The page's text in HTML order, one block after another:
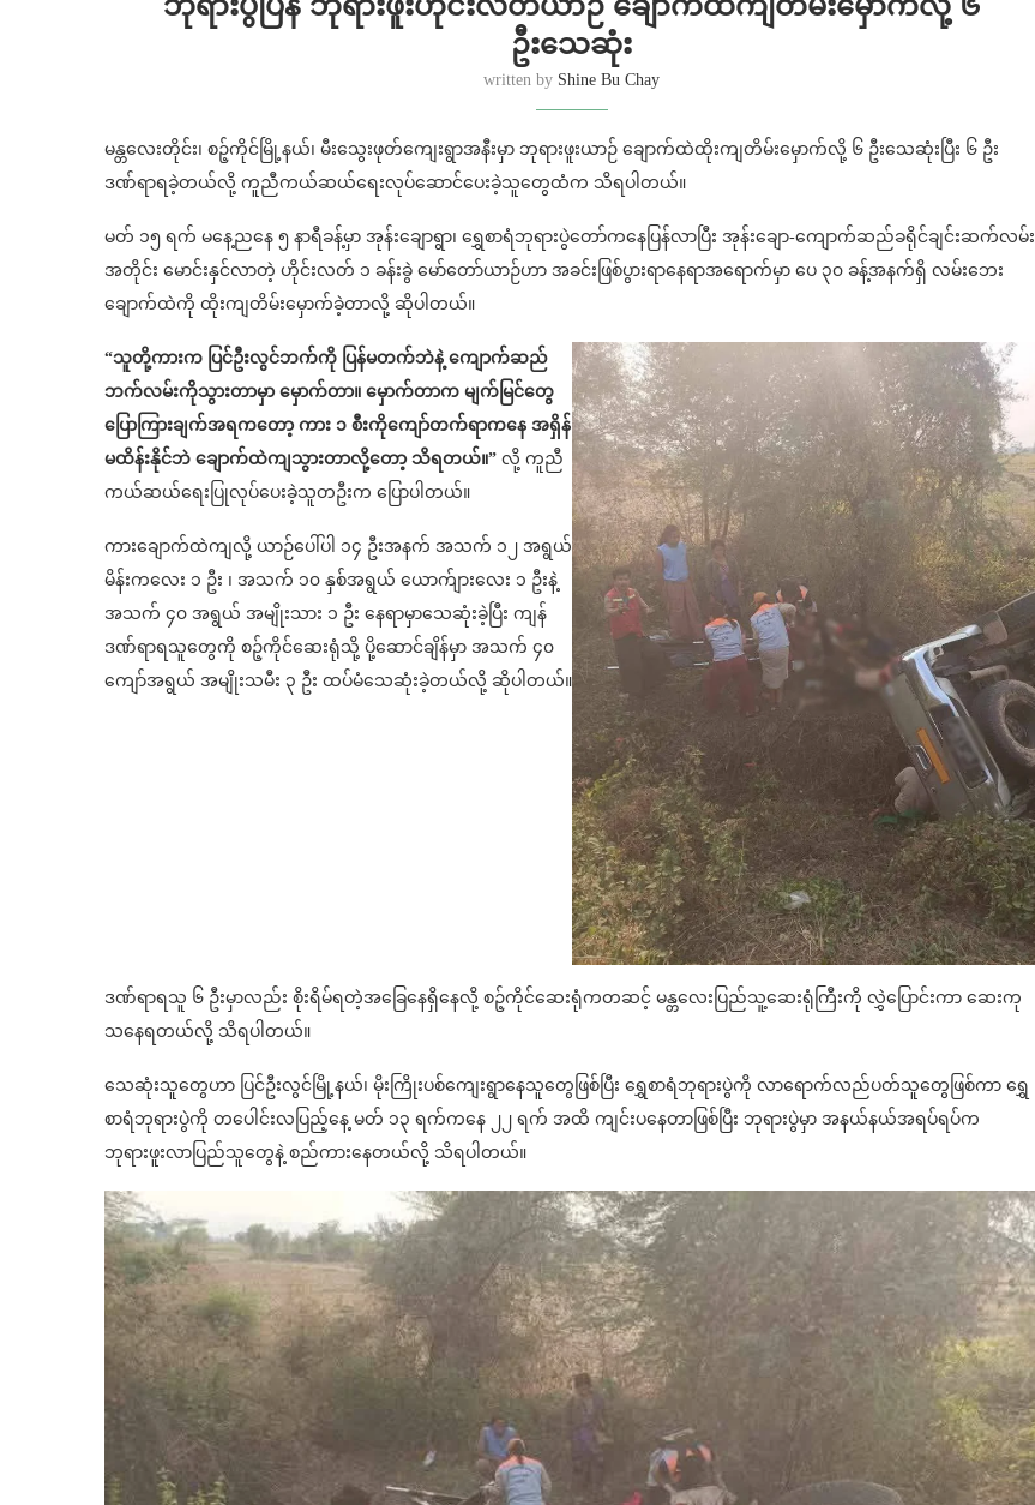
ဦးသေဆုံး
written by Shine Bu Chay
မန္တလေးတိုင်း၊ စဉ့်ကိုင်မြို့နယ်၊ မီးသွေးဖုတ်ကျေးရွာအနီးမှာ ဘုရားဖူးယာဉ် ချောက်ထဲထိုးကျတိမ်းမှောက်လို့ ၆ ဦးသေဆုံးပြီး ၆ ဦး
ဒဏ်ရာရခဲ့တယ်လို့ ကူညီကယ်ဆယ်ရေးလုပ်ဆောင်ပေးခဲ့သူတွေထံက သိရပါတယ်။
မတ် ၁၅ ရက် မနေ့ညနေ ၅ နာရီခန့်မှာ အုန်းချောရွာ၊ ရွှေစာရံဘုရားပွဲတော်က‌နေပြန်လာပြီး အုန်းချော-ကျောက်ဆည်ခရိုင်ချင်းဆက်လမ်း
အတိုင်း မောင်းနှင်လာတဲ့ ဟိုင်းလတ် ၁ ခန်းခွဲ မော်တော်ယာဉ်ဟာ အခင်းဖြစ်ပွားရာနေရာအရောက်မှာ ပေ ၃၀ ခန့်အနက်ရှိ လမ်းဘေး
ချောက်ထဲကို ထိုးကျတိမ်းမှောက်ခဲ့တာလို့ ဆိုပါတယ်။
“သူတို့ကားက ပြင်ဦးလွင်ဘက်ကို ပြန်မတက်ဘဲနဲ့ ကျောက်ဆည်
ဘက်လမ်းကိုသွားတာမှာ မှောက်တာ။ မှောက်တာက မျက်မြင်တွေ
ပြောကြားချက်အရကတော့ ကား ၁ စီးကိုကျော်တက်ရာကနေ အရှိန်
မထိန်းနိုင်ဘဲ ချောက်ထဲကျသွားတာလို့တော့ သိရတယ်။” လို့ ကူညီ
ကယ်ဆယ်ရေးပြုလုပ်ပေးခဲ့သူတဦးက ပြောပါတယ်။
ကားချောက်ထဲကျလို့ ယာဉ်ပေါ်ပါ ၁၄ ဦးအနက် အသက် ၁၂ အရွယ်
မိန်းကလေး ၁ ဦး ၊ အသက် ၁၀ နှစ်အရွယ် ယောက်ျားလေး ၁ ဦးနဲ့
အသက် ၄၀ အရွယ် အမျိုးသား ၁ ဦး နေရာမှာသေဆုံးခဲ့ပြီး ကျန်
ဒဏ်ရာရသူတွေကို စဉ့်ကိုင်ဆေးရုံသို့ ပို့ဆောင်ချိန်မှာ အသက် ၄၀
ကျော်အရွယ် အမျိုးသမီး ၃ ဦး ထပ်မံသေဆုံးခဲ့တယ်လို့ ဆိုပါတယ်။
ဒဏ်ရာရသူ ၆ ဦးမှာလည်း စိုးရိမ်ရတဲ့အခြေနေရှိနေလို့ စဉ့်ကိုင်ဆေးရုံကတဆင့် မန္တလေးပြည်သူ့ဆေးရုံကြီးကို လွှဲပြောင်းကာ ဆေးကု
သနေရတယ်လို့ သိရပါတယ်။
သေဆုံးသူတွေဟာ ပြင်ဦးလွင်မြို့နယ်၊ မိုးကြိုးပစ်ကျေးရွာနေသူတွေဖြစ်ပြီး ရွှေစာရံဘုရားပွဲကို လာရောက်လည်ပတ်သူတွေဖြစ်ကာ ရွှေ
စာရံဘုရားပွဲကို တပေါင်းလပြည့်နေ့ မတ် ၁၃ ရက်ကနေ ၂၂ ရက် အထိ ကျင်းပနေတာဖြစ်ပြီး ဘုရားပွဲမှာ အနယ်နယ်အရပ်ရပ်က
ဘုရားဖူးလာပြည်သူတွေနဲ့ စည်ကားနေတယ်လို့ သိရပါတယ်။